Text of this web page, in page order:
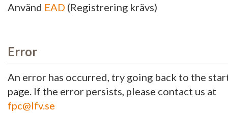
Använd EAD (Registrering krävs)
Error
An error has occurred, try going back to the
page. If the error persists, please contact us at
fpc@lfv.se